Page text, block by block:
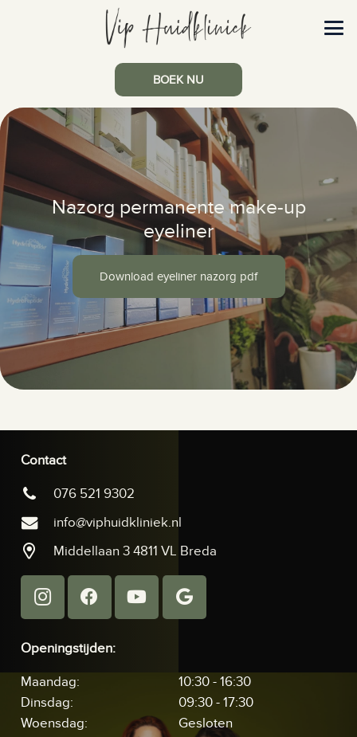
BOEK NU
Nazorg permanente make-up
eyeliner
Download eyeliner nazorg pdf
Contact
076 521 9302
info@viphuidkliniek.nl
Middellaan 3 4811 VL Breda
Openingstijden:
Maandag:
Dinsdag:
Woensdag:
10:30 - 16:30
09:30 - 17:30
Gesloten